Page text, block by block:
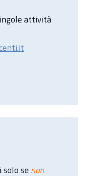
attività
se non